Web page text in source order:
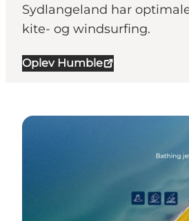
Sydlangeland har
kite- og windsurfing.
Oplev Humble